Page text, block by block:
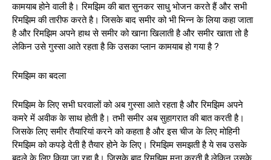
कामयाब होने वाली है। रिमझिम की बात सुनकर साधु भोजन करते हैं और सभी
रिमझिम की तारीफ करते है। जिसके बाद समीर को भी भिन्न के लिया कहा जाता
है और रिमझिम अपने हाथ से समीर को खाना खिलाती है और समीर खाता तो है
लेकिन उसे गुस्सा आते रहता है कि उसका प्लान कामयाब हो गया है ?
रिमझिम का बदला
रिमझिम के लिए सभी घरवालों को अब गुस्सा आते रहता है और रिमझिम अपने
कमरे में अवीक के साथ होती है। तभी समीर अब सुहागरात की बात करती है।
जिसके लिए समीर तैयारियां करने को कहता है और इस चीज के लिए मोहिनी
रिमझिम को कपड़े देती है तैयार होने के लिए। रिमझिम समझती है ये सब उसके